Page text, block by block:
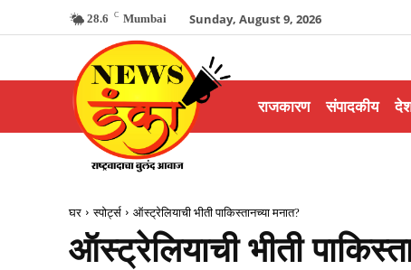
28.6 C Mumbai Sunday, August 9, 2026
राजकारण संपादकीय
घर स्पोर्ट्स ऑस्ट्रेलियाची भीती पाकिस्तानच्या मनात?
ऑस्ट्रेलियाची भीती